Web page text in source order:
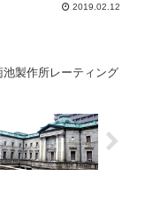
2019.02.12
製作所レーティング